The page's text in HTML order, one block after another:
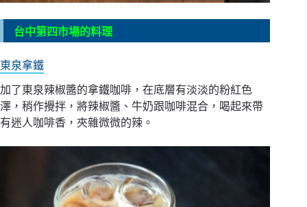
台中第四市場的料理
東泉拿鐵
加了東泉辣椒醬的拿鐵咖啡，在底層有淡淡的粉紅色
澤，稍作攪拌，將辣椒醬、牛奶跟咖啡混合，喝起來帶
有迷人咖啡香，夾雜微微的辣。